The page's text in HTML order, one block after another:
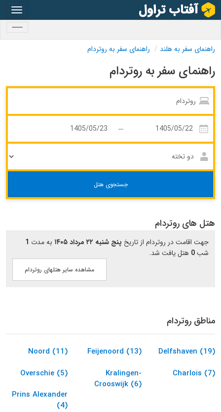
راهنمای سفر به هلند راهنمای سفر به روتردام
راهنمای سفر به روتردام
جستجوی هتل
هتل های روتردام
جهت اقامت در روتردام از تاریخ پنج شنبه ۲۲ مرداد ۱۴۰۵ به مدت 1
شب0 هتل یافت شد.
مشاهده سایر هتلهای روتردام
مناطق روتردام
Delfshaven (19)
Feijenoord (13)
Noord (11)
Charlois (7)
Kralingen-
Crooswijk (6)
Overschie (5)
Prins Alexander
(4)